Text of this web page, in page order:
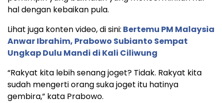
hal dengan kebaikan pula.
Lihat juga konten video, di sini: Bertemu PM Malaysia
Anwar Ibrahim, Prabowo Subianto Sempat
Ungkap Dulu Mandi di Kali Ciliwung
“Rakyat kita lebih senang joget? Tidak. Rakyat kita
sudah mengerti orang suka joget itu hatinya
gembira,” kata Prabowo.